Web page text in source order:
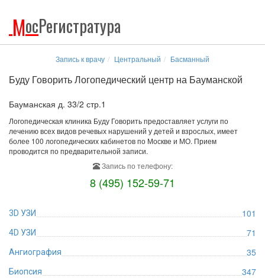
МосРегистратура
Запись к врачу Центральный Басманный
Буду Говорить Логопедический центр на Бауманской
Бауманская д. 33/2 стр.1
Логопедическая клиника Буду Говорить предоставляет услуги по
лечению всех видов речевых нарушений у детей и взрослых, имеет
более 100 логопедических кабинетов по Москве и МО. Прием
проводится по предварительной записи.
Запись по телефону:
8 (495) 152-59-71
3D УЗИ 101
4D УЗИ 71
Ангиография 35
Биопсия 347